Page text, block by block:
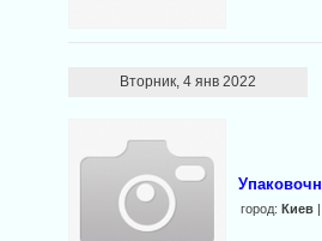
Вторник, 4 янв 2022
город:Киев